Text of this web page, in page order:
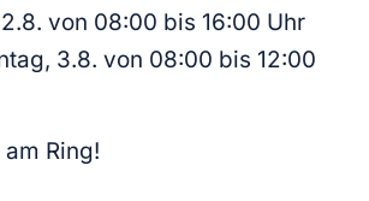
von 08:00 bis 16:00 Uhr
3.8. von 08:00 bis 12:00
Ring!